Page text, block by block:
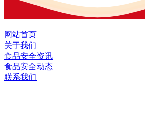
网站首页
关于我们
食品安全资讯
食品安全动态
联系我们